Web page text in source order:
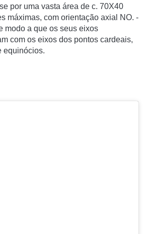
por uma vasta área de c. 70X40
máximas, com orientação axial NO. -
modo a que os seus eixos
com os eixos dos pontos cardeais,
equinócios.